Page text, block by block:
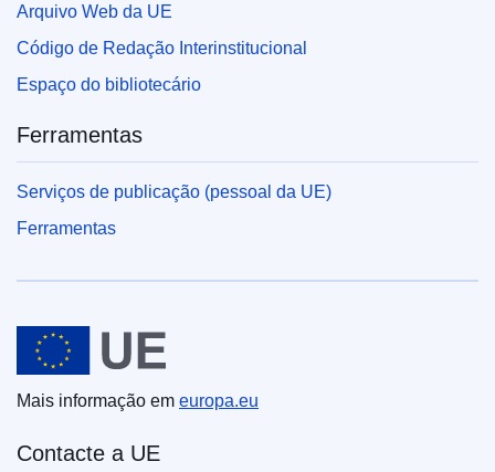
Arquivo Web da UE
Código de Redação Interinstitucional
Espaço do bibliotecário
Ferramentas
Serviços de publicação (pessoal da UE)
Ferramentas
União Europeia
Mais informação em europa.eu
Contacte a UE